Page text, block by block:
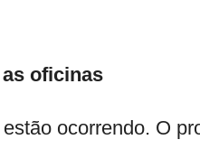
oficinas
ocorrendo. O